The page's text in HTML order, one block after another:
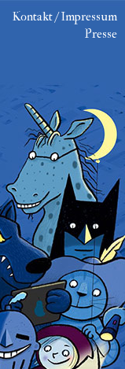
Kontakt / Impressum
Presse